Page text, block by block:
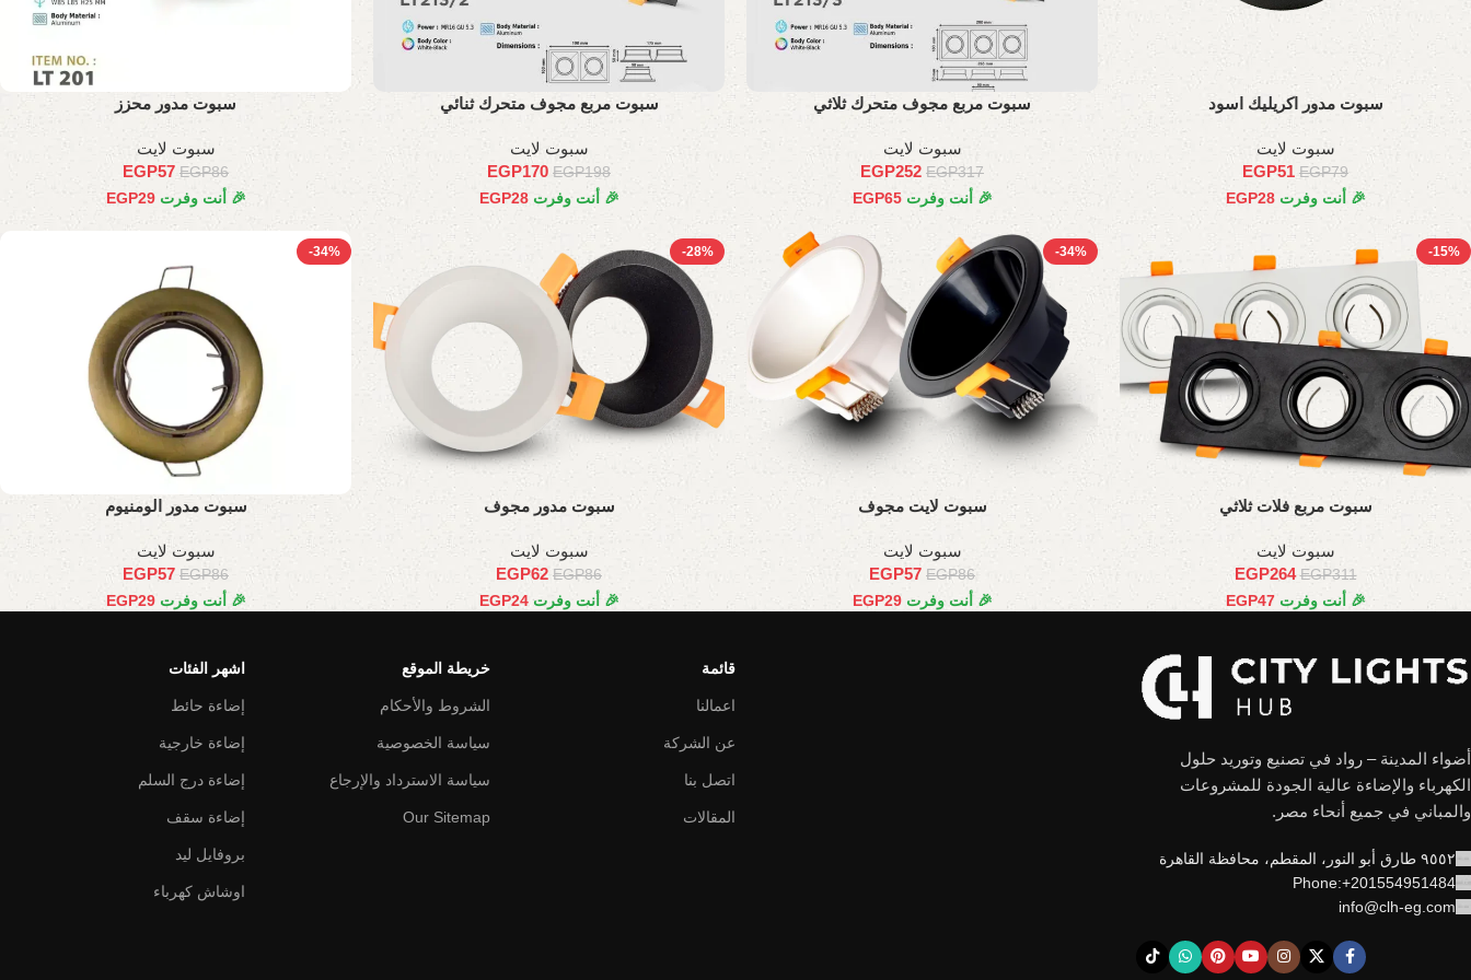
سبوت مدور اكريليك اسود
سبوت لايت
EGP79
EGP51
🎉 أنت وفرت EGP28
سبوت مربع مجوف متحرك ثلاثي
سبوت لايت
EGP317
EGP252
🎉 أنت وفرت EGP65
سبوت مربع مجوف متحرك ثنائي
سبوت لايت
EGP198
EGP170
🎉 أنت وفرت EGP28
سبوت مدور محزز
سبوت لايت
EGP86
EGP57
🎉 أنت وفرت EGP29
-15%
سبوت مربع فلات ثلاثي
سبوت لايت
EGP311
EGP264
🎉 أنت وفرت EGP47
-34%
سبوت لايت مجوف
سبوت لايت
EGP86
EGP57
🎉 أنت وفرت EGP29
-28%
سبوت مدور مجوف
سبوت لايت
EGP86
EGP62
🎉 أنت وفرت EGP24
-34%
سبوت مدور الومنيوم
سبوت لايت
EGP86
EGP57
🎉 أنت وفرت EGP29
أضواء المدينة – رواد في تصنيع وتوريد حلول
الكهرباء والإضاءة عالية الجودة للمشروعات
والمباني في جميع أنحاء مصر.
٩٥٥٢ طارق أبو النور، المقطم، محافظة القاهرة
Phone:+201554951484
info@clh-eg.com
قائمة
اعمالنا
عن الشركة
اتصل بنا
المقالات
خريطة الموقع
الشروط والأحكام
سياسة الخصوصية
سياسة الاسترداد والإرجاع
Our Sitemap
اشهر الفئات
إضاءة حائط
إضاءة خارجية
إضاءة درج السلم
إضاءة سقف
بروفايل ليد
اوشاش كهرباء